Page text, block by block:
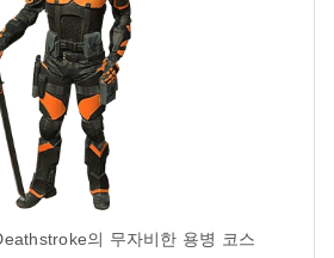
의 무자비한 용병 코스